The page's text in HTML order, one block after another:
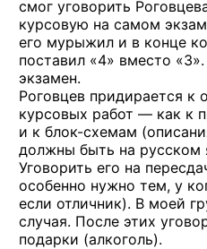
смог уговорить
курсовую на самом
его мурыжил и в конце
поставил «4» вместо
экзамен.
Роговцев придирается к
курсовых работ — как к
и к блок-схемам
должны быть на русском
Уговорить его на
особенно нужно тем, у
если отличник). В моей
случая. После этих
подарки (алкоголь).